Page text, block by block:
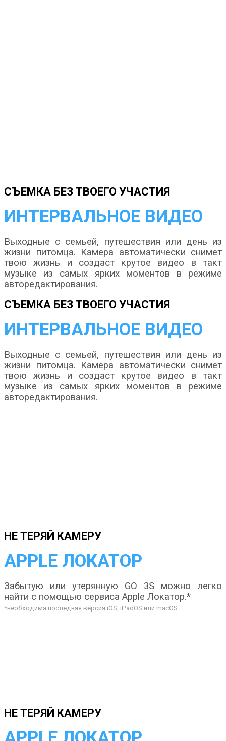
СЪЕМКА БЕЗ ТВОЕГО УЧАСТИЯ
ИНТЕРВАЛЬНОЕ ВИДЕО
Выходные с семьей, путешествия или день из
жизни питомца. Камера автоматически снимет
твою жизнь и создаст крутое видео в такт
музыке из самых ярких моментов в режиме
авторедактирования.
СЪЕМКА БЕЗ ТВОЕГО УЧАСТИЯ
ИНТЕРВАЛЬНОЕ ВИДЕО
Выходные с семьей, путешествия или день из
жизни питомца. Камера автоматически снимет
твою жизнь и создаст крутое видео в такт
музыке из самых ярких моментов в режиме
авторедактирования.
НЕ ТЕРЯЙ КАМЕРУ
APPLE ЛОКАТОР
Забытую или утерянную GO 3S можно легко
найти с помощью сервиса Apple Локатор.*
*необходима последняя версия iOS, iPadOS или macOS.
НЕ ТЕРЯЙ КАМЕРУ